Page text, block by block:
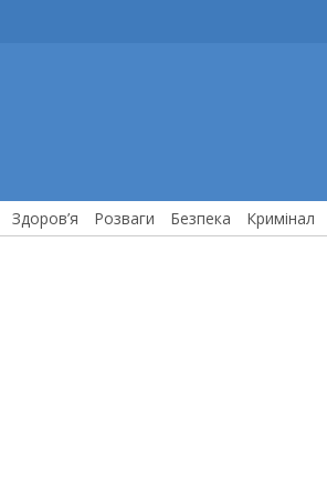
Здоров’я Розваги Безпека Кримінал